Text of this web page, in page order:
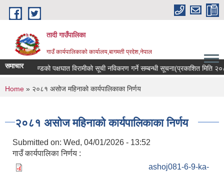
Skip to main content
तादी गाउँपालिका
गाउँ कार्यपालिकाको कार्यालय,बागमती प्रदेश,नेपाल
समाचार
रोगी र मेरुदण्डको पक्षघात विरामीको सूची नविकरण गर्ने सम्बन्धी सूचना(प्रकाशित मिति
You are here
Home » २०८१ असोज महिनाको कार्यपालिकाका निर्णय
२०८१ असोज महिनाको कार्यपालिकाका निर्णय
Submitted on: Wed, 04/01/2026 - 13:52
गाउँ कार्यपालिका निर्णय :
ashoj081-6-9-ka-